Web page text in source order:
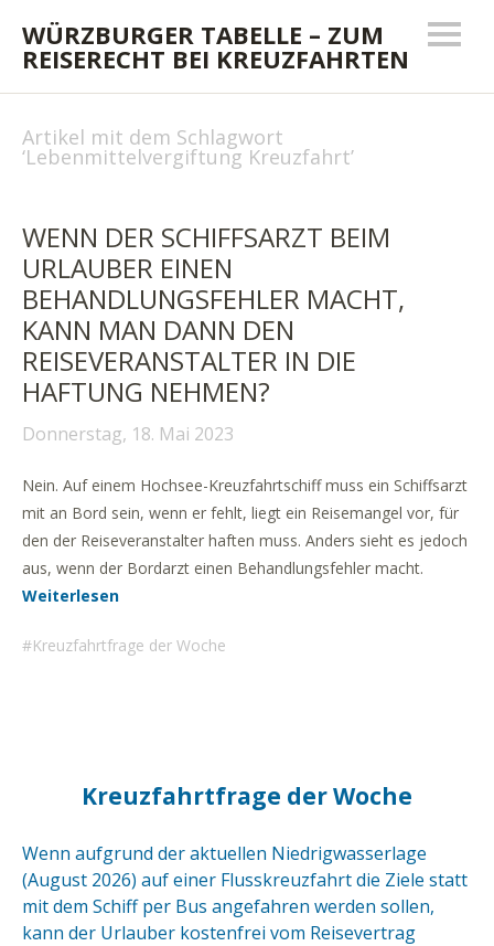
WÜRZBURGER TABELLE – ZUM
REISERECHT BEI KREUZFAHRTEN
Artikel mit dem Schlagwort
‘Lebenmittelvergiftung Kreuzfahrt’
WENN DER SCHIFFSARZT BEIM
URLAUBER EINEN
BEHANDLUNGSFEHLER MACHT,
KANN MAN DANN DEN
REISEVERANSTALTER IN DIE
HAFTUNG NEHMEN?
Donnerstag, 18. Mai 2023
Nein. Auf einem Hochsee-Kreuzfahrtschiff muss ein Schiffsarzt
mit an Bord sein, wenn er fehlt, liegt ein Reisemangel vor, für
den der Reiseveranstalter haften muss. Anders sieht es jedoch
aus, wenn der Bordarzt einen Behandlungsfehler macht.
Weiterlesen
Kreuzfahrtfrage der Woche
Kreuzfahrtfrage der Woche
Wenn aufgrund der aktuellen Niedrigwasserlage
(August 2026) auf einer Flusskreuzfahrt die Ziele statt
mit dem Schiff per Bus angefahren werden sollen,
kann der Urlauber kostenfrei vom Reisevertrag